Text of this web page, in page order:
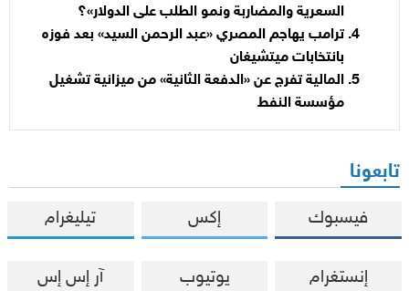
السعرية والمضاربة ونمو الطلب على الدولار»؟
ترامب يهاجم المصري «عبد الرحمن السيد» بعد فوزه
بانتخابات ميتشيغان
المالية تفرج عن «الدفعة الثانية» من ميزانية تشغيل
مؤسسة النفط
تابعونا
فيسبوك إكس تيليغرام
إنستغرام يوتيوب آر إس إس